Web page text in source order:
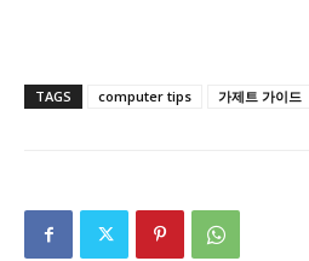
TAGS computer tips 가제트 가이드